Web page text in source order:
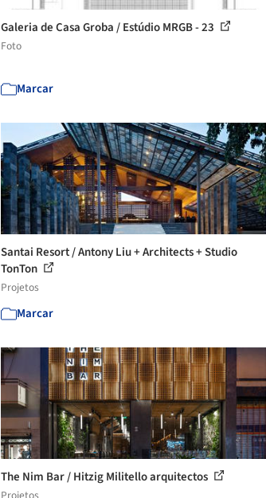
Galeria de Casa Groba / Estúdio MRGB - 23
Foto
Marcar
Santai Resort / Antony Liu + Architects + Studio
TonTon
Projetos
Marcar
The Nim Bar / Hitzig Militello arquitectos